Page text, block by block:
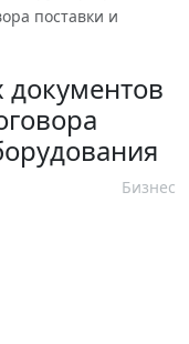
поставки и
документов
Бизнес